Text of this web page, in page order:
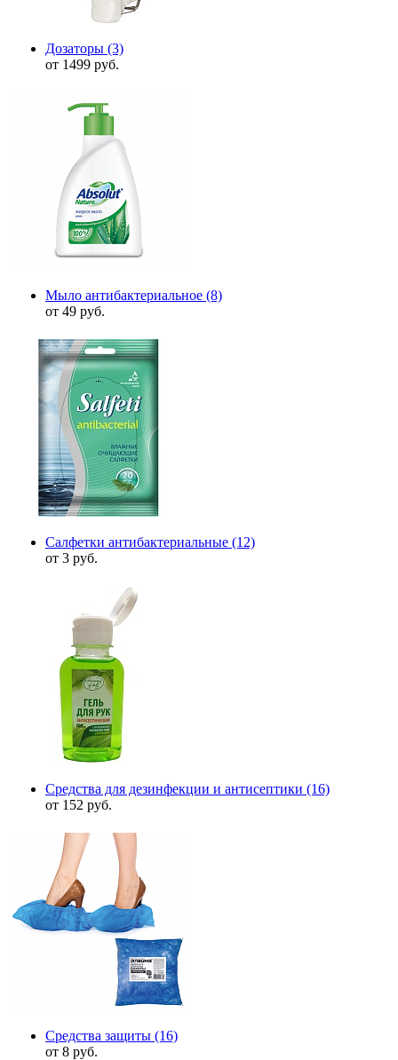
Дозаторы (3)
от 1499 руб.
Мыло антибактериальное (8)
от 49 руб.
Салфетки антибактериальные (12)
от 3 руб.
Средства для дезинфекции и антисептики (16)
от 152 руб.
Средства защиты (16)
от 8 руб.